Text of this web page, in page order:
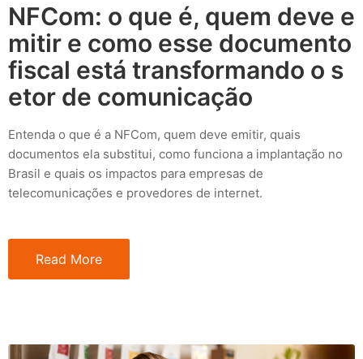
NFCom: o que é, quem deve e
mitir e como esse documento
fiscal está transformando o s
etor de comunicação
Entenda o que é a NFCom, quem deve emitir, quais
documentos ela substitui, como funciona a implantação no
Brasil e quais os impactos para empresas de
telecomunicações e provedores de internet.
Read More